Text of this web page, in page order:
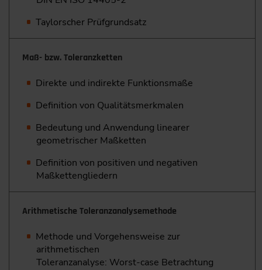
Taylorscher Prüfgrundsatz
Maß- bzw. Toleranzketten
Direkte und indirekte Funktionsmaße
Definition von Qualitätsmerkmalen
Bedeutung und Anwendung linearer
geometrischer Maßketten
Definition von positiven und negativen
Maßkettengliedern
Arithmetische Toleranzanalysemethode
Methode und Vorgehensweise zur
arithmetischen
Toleranzanalyse: Worst-case Betrachtung